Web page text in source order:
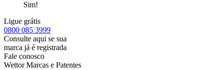
Sim!
Ligue grátis
0800 085 3999
Consulte aqui se sua
marca já é registrada
Fale conosco
Wettor Marcas e Patentes